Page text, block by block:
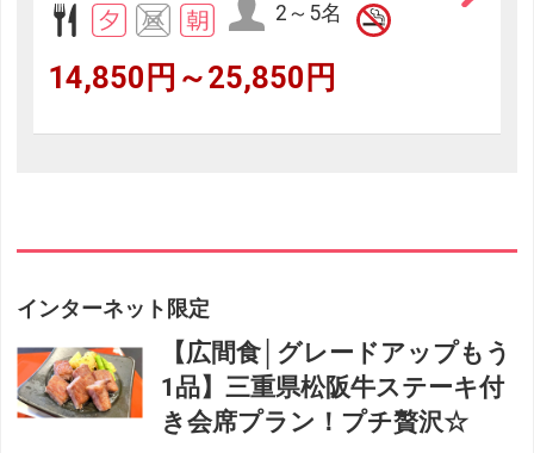
2～5名
14,850円～25,850円
インターネット限定
【広間食│グレードアップもう
1品】三重県松阪牛ステーキ付
き会席プラン！プチ贅沢☆